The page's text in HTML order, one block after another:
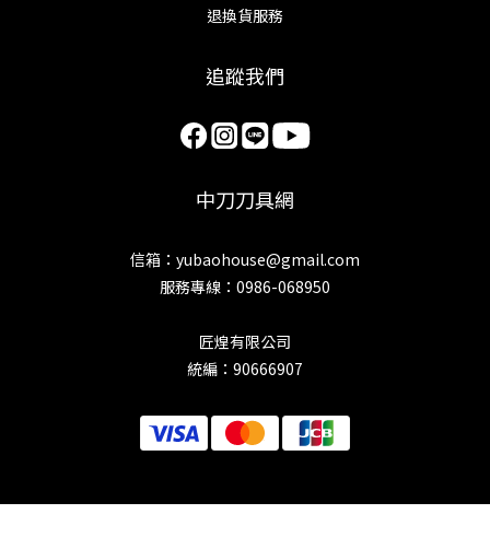
退換貨服務
追蹤我們
中刀刀具網
信箱：yubaohouse@gmail.com
服務專線：0986-068950
匠煌有限公司
統編：90666907